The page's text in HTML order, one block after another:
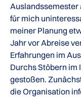
Auslandssemester
für mich
meiner Planung
Jahr vor Abreise
Erfahrungen im
Durchs Stöbern im
gestoßen.
die Organisation